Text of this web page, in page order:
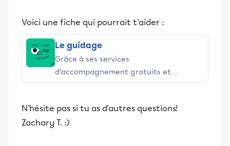
Voici une fiche qui pourrait t'aider :
Le guidage
Grâce à ses services
d’accompagnement gratuits et
stimulants, Alloprof engage les élèves
éducative.
N'hésite pas si tu as d'autres questions!
Zachary T. :)